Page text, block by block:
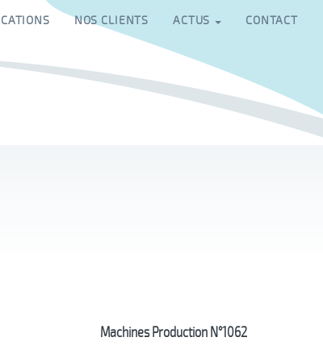
NOS CLIENTS ACTUS CONTACT
Machines Production N°1062